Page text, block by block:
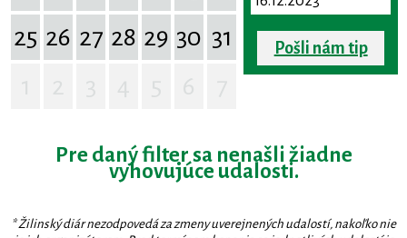
25 26 27 28 29 30 31
Pošli nám tip
Pre daný filter sa nenašli žiadne
vyhovujúce udalosti.
* Žilinský diár nezodpovedá za zmeny uverejnených udalostí, nakoľko nie